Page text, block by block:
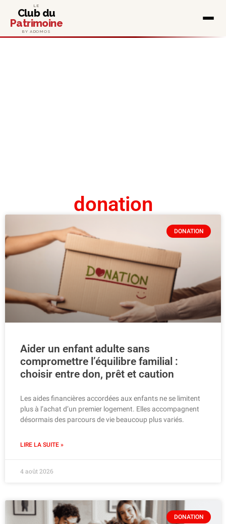
LE
Club du
Patrimoine
BY ADOMOS
donation
DONATION
Aider un enfant adulte sans
compromettre l’équilibre familial :
choisir entre don, prêt et caution
Les aides financières accordées aux enfants ne se limitent
plus à l’achat d’un premier logement. Elles accompagnent
désormais des parcours de vie beaucoup plus variés.
LIRE LA SUITE »
4 août 2026
DONATION